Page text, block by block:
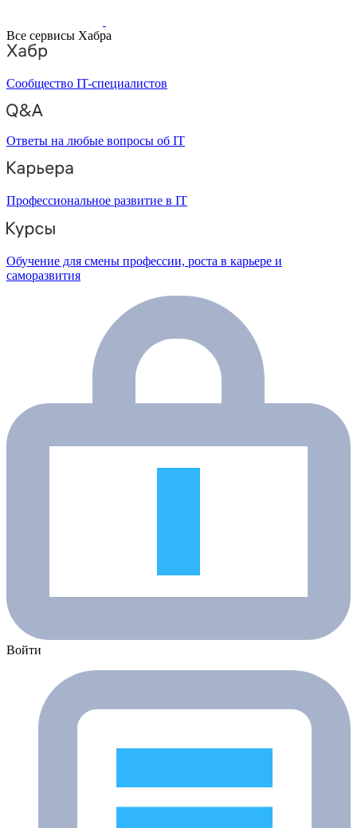
Все сервисы Хабра
Сообщество IT-специалистов
Ответы на любые вопросы об IT
Профессиональное развитие в IT
Обучение для смены профессии, роста в карьере и
саморазвития
Войти